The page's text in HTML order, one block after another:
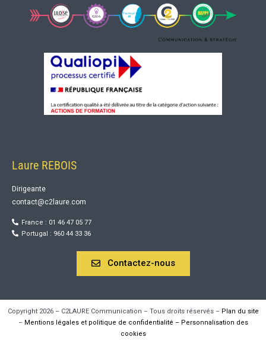
Laure REBOIS
Dirigeante
contact@c2laure.com
France : 01 46 47 05 77
Portugal : 960 44 33 36
Contactez-nous
Copyright 2026 – C2LAURE Communication – Tous droits réservés – Plan du site
– Mentions légales et politique de confidentialité – Personnalisation des
cookies